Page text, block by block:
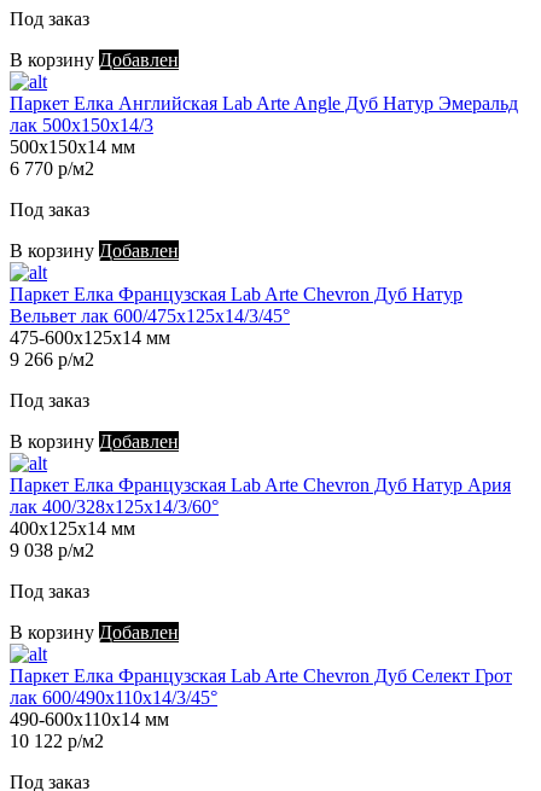
Под заказ
В корзину Добавлен
Паркет Елка Английская Lab Arte Angle Дуб Натур Эмеральд
лак 500х150х14/3
500х150х14 мм
6 770 р/м2
Под заказ
В корзину Добавлен
Паркет Елка Французская Lab Arte Chevron Дуб Натур
Вельвет лак 600/475х125х14/3/45°
475-600х125х14 мм
9 266 р/м2
Под заказ
В корзину Добавлен
Паркет Елка Французская Lab Arte Chevron Дуб Натур Ария
лак 400/328х125х14/3/60°
400х125х14 мм
9 038 р/м2
Под заказ
В корзину Добавлен
Паркет Елка Французская Lab Arte Chevron Дуб Селект Грот
лак 600/490х110х14/3/45°
490-600х110х14 мм
10 122 р/м2
Под заказ